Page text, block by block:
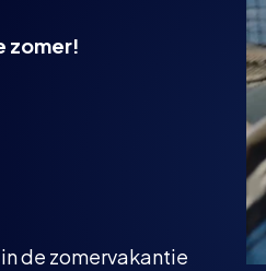
zomer!
de zomervakantie